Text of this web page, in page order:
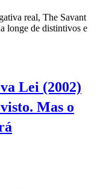
real, The Savant
longe de distintivos e
Lei (2002)
Mas o